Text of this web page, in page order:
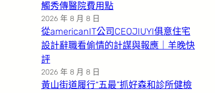
觸秀傳醫院費用點
2026 年 8 月 8 日
從americanIT公司CEOJIUYI俱意住宅
設計辭職看偷情的計謀與報應｜羊晚快
評
2026 年 8 月 8 日
黃山街道履行“五最”抓好森和診所健檢